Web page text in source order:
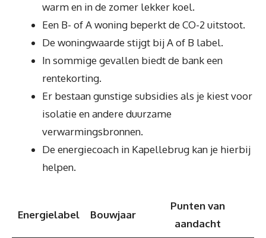
warm en in de zomer lekker koel.
Een B- of A woning beperkt de CO-2 uitstoot.
De woningwaarde stijgt bij A of B label.
In sommige gevallen biedt de bank een
rentekorting.
Er bestaan gunstige subsidies als je kiest voor
isolatie en andere duurzame
verwarmingsbronnen.
De energiecoach in Kapellebrug kan je hierbij
helpen.
Energielabel Bouwjaar
Punten van
aandacht